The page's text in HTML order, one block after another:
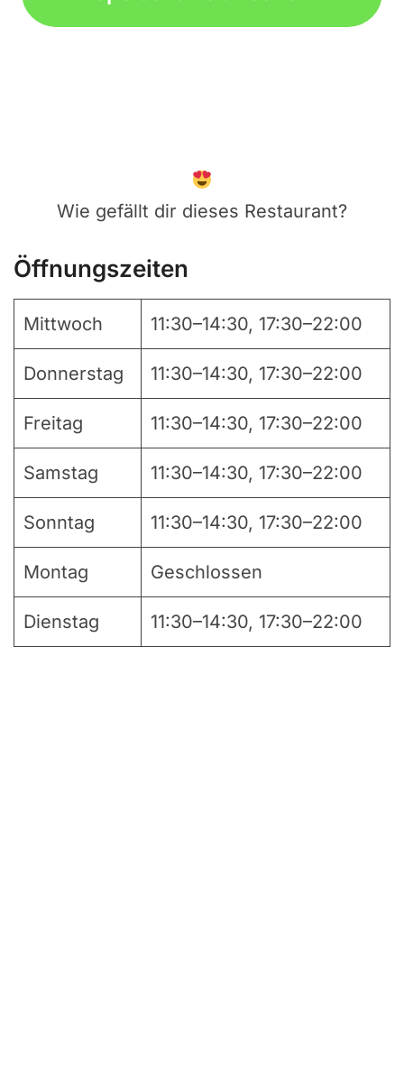
Wie gefällt dir dieses Restaurant?
Öffnungszeiten
Mittwoch 11:30–14:30, 17:30–22:00
Donnerstag 11:30–14:30, 17:30–22:00
Freitag 11:30–14:30, 17:30–22:00
Samstag 11:30–14:30, 17:30–22:00
Sonntag 11:30–14:30, 17:30–22:00
Montag Geschlossen
Dienstag 11:30–14:30, 17:30–22:00